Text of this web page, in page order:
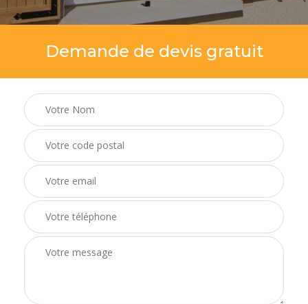
Demande de devis gratuit